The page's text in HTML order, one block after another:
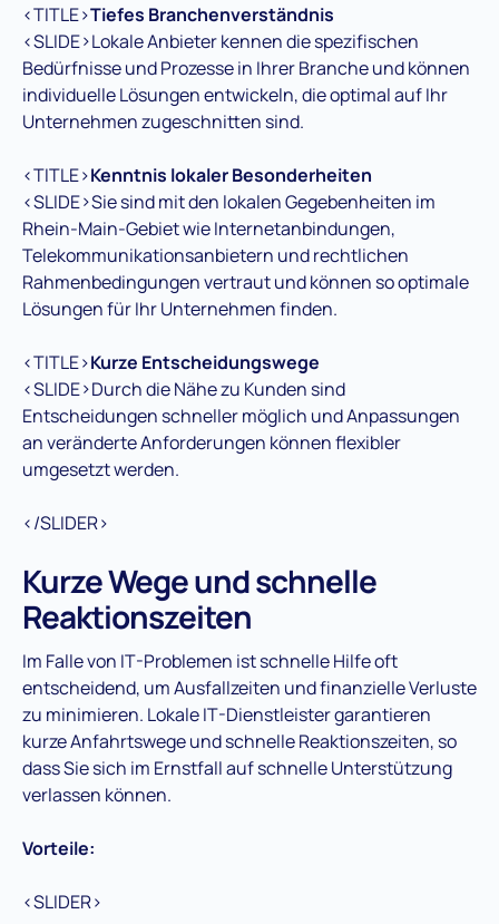
<TITLE>Tiefes Branchenverständnis
<SLIDE>Lokale Anbieter kennen die spezifischen
Bedürfnisse und Prozesse in Ihrer Branche und können
individuelle Lösungen entwickeln, die optimal auf Ihr
Unternehmen zugeschnitten sind.
<TITLE>Kenntnis lokaler Besonderheiten
<SLIDE>Sie sind mit den lokalen Gegebenheiten im
Rhein-Main-Gebiet wie Internetanbindungen,
Telekommunikationsanbietern und rechtlichen
Rahmenbedingungen vertraut und können so optimale
Lösungen für Ihr Unternehmen finden.
<TITLE>Kurze Entscheidungswege
<SLIDE>Durch die Nähe zu Kunden sind
Entscheidungen schneller möglich und Anpassungen
an veränderte Anforderungen können flexibler
umgesetzt werden.
</SLIDER>
Kurze Wege und schnelle
Reaktionszeiten
Im Falle von IT-Problemen ist schnelle Hilfe oft
entscheidend, um Ausfallzeiten und finanzielle Verluste
zu minimieren. Lokale IT-Dienstleister garantieren
kurze Anfahrtswege und schnelle Reaktionszeiten, so
dass Sie sich im Ernstfall auf schnelle Unterstützung
verlassen können.
Vorteile:
<SLIDER>